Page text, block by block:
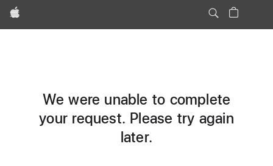
Apple
We were unable to complete
your request. Please try again
later.